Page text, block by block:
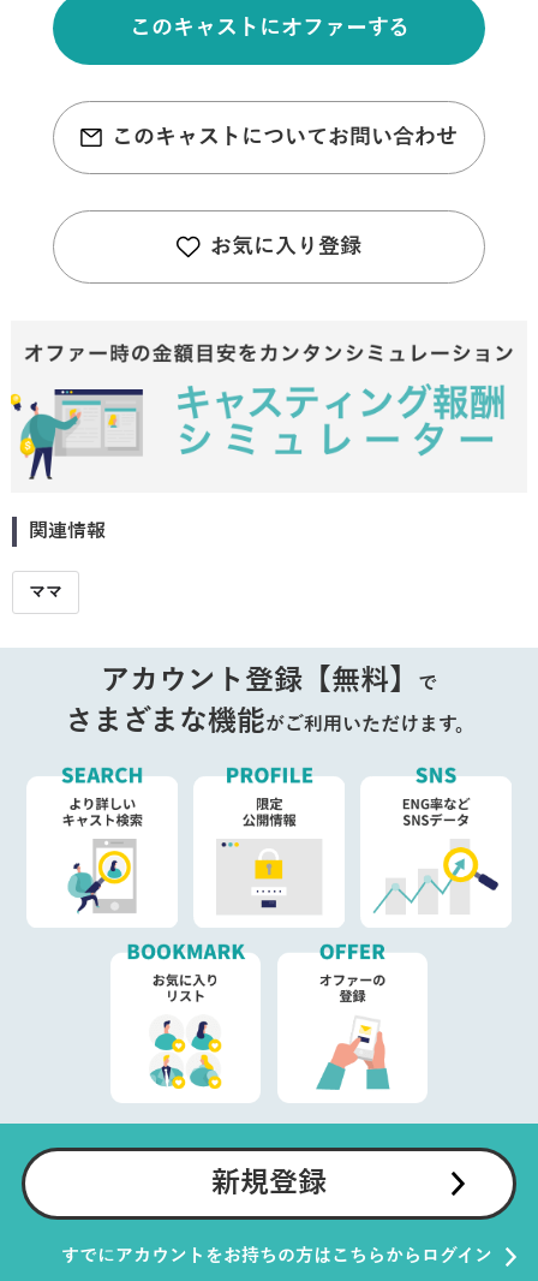
このキャストにオファーする
このキャストについてお問い合わせ
お気に入り登録
関連情報
ママ
アカウント登録【無料】 で
さまざまな機能がご利用いただけます。
新規登録
すでにアカウントをお持ちの方はこちらからログイン